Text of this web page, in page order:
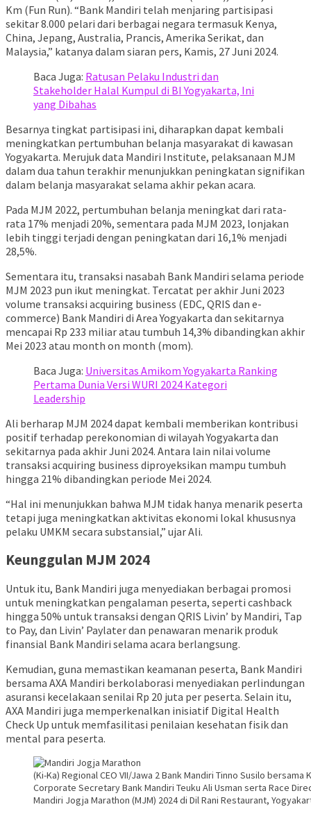
Km (Fun Run). “Bank Mandiri telah menjaring partisipasi
sekitar 8.000 pelari dari berbagai negara termasuk Kenya,
China, Jepang, Australia, Prancis, Amerika Serikat, dan
Malaysia,” katanya dalam siaran pers, Kamis, 27 Juni 2024.
Baca Juga: Ratusan Pelaku Industri dan
Stakeholder Halal Kumpul di BI Yogyakarta, Ini
yang Dibahas
Besarnya tingkat partisipasi ini, diharapkan dapat kembali
meningkatkan pertumbuhan belanja masyarakat di kawasan
Yogyakarta. Merujuk data Mandiri Institute, pelaksanaan MJM
dalam dua tahun terakhir menunjukkan peningkatan signifikan
dalam belanja masyarakat selama akhir pekan acara.
Pada MJM 2022, pertumbuhan belanja meningkat dari rata-
rata 17% menjadi 20%, sementara pada MJM 2023, lonjakan
lebih tinggi terjadi dengan peningkatan dari 16,1% menjadi
28,5%.
Sementara itu, transaksi nasabah Bank Mandiri selama periode
MJM 2023 pun ikut meningkat. Tercatat per akhir Juni 2023
volume transaksi acquiring business (EDC, QRIS dan e-
commerce) Bank Mandiri di Area Yogyakarta dan sekitarnya
mencapai Rp 233 miliar atau tumbuh 14,3% dibandingkan akhir
Mei 2023 atau month on month (mom).
Baca Juga: Universitas Amikom Yogyakarta Ranking
Pertama Dunia Versi WURI 2024 Kategori
Leadership
Ali berharap MJM 2024 dapat kembali memberikan kontribusi
positif terhadap perekonomian di wilayah Yogyakarta dan
sekitarnya pada akhir Juni 2024. Antara lain nilai volume
transaksi acquiring business diproyeksikan mampu tumbuh
hingga 21% dibandingkan periode Mei 2024.
“Hal ini menunjukkan bahwa MJM tidak hanya menarik peserta
tetapi juga meningkatkan aktivitas ekonomi lokal khususnya
pelaku UMKM secara substansial,” ujar Ali.
Keunggulan MJM 2024
Untuk itu, Bank Mandiri juga menyediakan berbagai promosi
untuk meningkatkan pengalaman peserta, seperti cashback
hingga 50% untuk transaksi dengan QRIS Livin’ by Mandiri, Tap
to Pay, dan Livin’ Paylater dan penawaran menarik produk
finansial Bank Mandiri selama acara berlangsung.
Kemudian, guna memastikan keamanan peserta, Bank Mandiri
bersama AXA Mandiri berkolaborasi menyediakan perlindungan
asuransi kecelakaan senilai Rp 20 juta per peserta. Selain itu,
AXA Mandiri juga memperkenalkan inisiatif Digital Health
Check Up untuk memfasilitasi penilaian kesehatan fisik dan
mental para peserta.
(Ki-Ka) Regional CEO VII/Jawa 2 Bank Mandiri Tinno Susilo
Corporate Secretary Bank Mandiri Teuku Ali Usman serta Race
Mandiri Jogja Marathon (MJM) 2024 di Dil Rani Restaurant,